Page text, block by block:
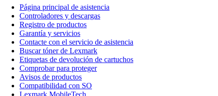
Página principal de asistencia
Controladores y descargas
Registro de productos
Garantía y servicios
Contacte con el servicio de asistencia
Buscar tóner de Lexmark
Etiquetas de devolución de cartuchos
Comprobar para proteger
Avisos de productos
Compatibilidad con SO
Lexmark MobileTech